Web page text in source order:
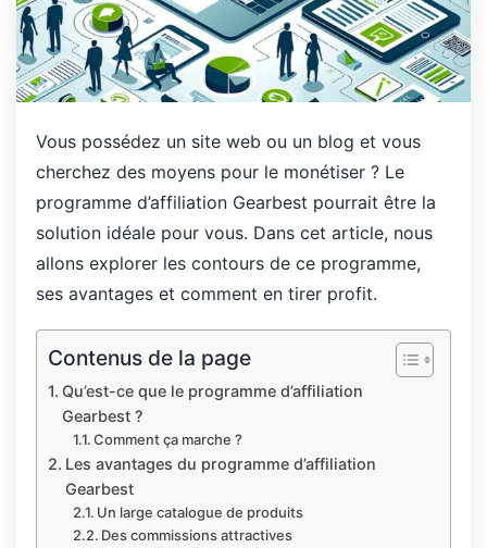
Vous possédez un site web ou un blog et vous
cherchez des moyens pour le monétiser ? Le
programme d’affiliation Gearbest pourrait être la
solution idéale pour vous. Dans cet article, nous
allons explorer les contours de ce programme,
ses avantages et comment en tirer profit.
Contenus de la page
Qu’est-ce que le programme d’affiliation
Gearbest ?
Comment ça marche ?
Les avantages du programme d’affiliation
Gearbest
Un large catalogue de produits
Des commissions attractives